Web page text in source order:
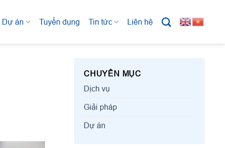
Dự án Tuyển dụng Tin tức Liên hệ
CHUYÊN MỤC
Dịch vụ
Giải pháp
Dự án